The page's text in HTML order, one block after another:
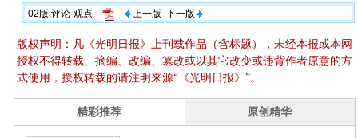
02版:评论·观点 上一版 下一版
版权声明：凡《光明日报》上刊载作品（含标题），未经本报或本网
授权不得转载、摘编、改编、篡改或以其它改变或违背作者原意的方
式使用，授权转载的请注明来源“《光明日报》”。